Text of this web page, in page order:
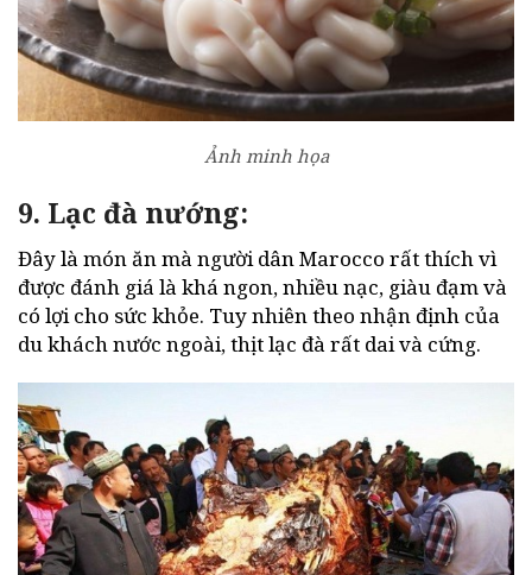
Ảnh minh họa
9. Lạc đà nướng:
Đây là món ăn mà người dân Marocco rất thích vì
được đánh giá là khá ngon, nhiều nạc, giàu đạm và
có lợi cho sức khỏe. Tuy nhiên theo nhận định của
du khách nước ngoài, thịt lạc đà rất dai và cứng.